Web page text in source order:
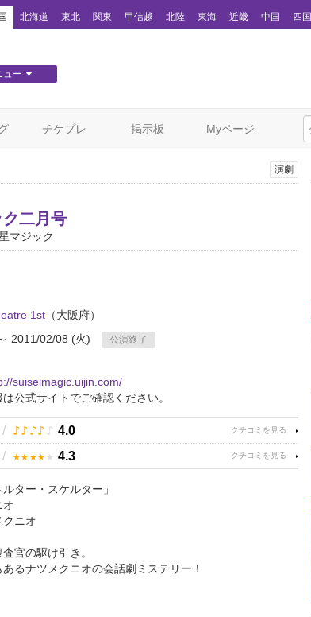
北海道 東北 関東 甲信越 北陸 東海 近畿 中国 四国
ュー
チケプレ 掲示板 Myページ
演劇
ク二月号
マジック
1st （大阪府）
2011/02/08 (火)
公演終了
suiseimagic.uijin.com/
公式サイトでご確認ください。
/ ♪ ♪ ♪ ♪ ♪ 4.0
/ ★ ★ ★ ★ ★ 4.3
ター・スケルター」
オ
ニオ
官の駆け引き。
るナツメクニオの会話劇ミステリー！